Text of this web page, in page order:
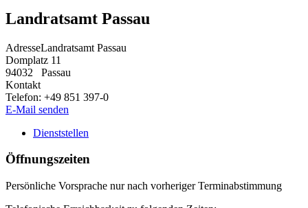
Landratsamt Passau
AdresseLandratsamt Passau
Domplatz 11
94032
Passau
Kontakt
Telefon: +49 851 397-0
E-Mail senden
Dienststellen
Öffnungszeiten
Persönliche Vorsprache nur nach vorheriger Terminabstimmung